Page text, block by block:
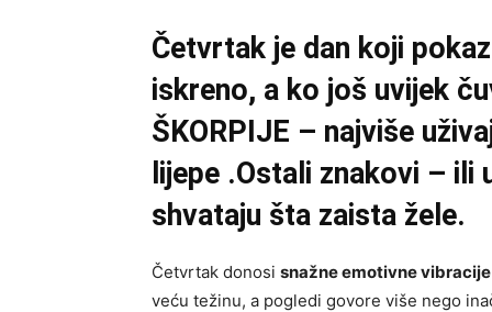
Četvrtak je dan koji
iskreno, a ko još uvijek
ŠKORPIJE – najviše
lijepe .Ostali znakovi – ili
shvataju šta zaista žele.
Četvrtak donosi snažne emotivne vibracije
veću težinu, a pogledi govore više nego